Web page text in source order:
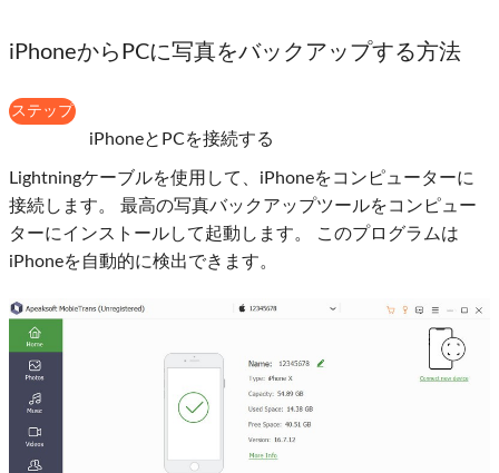
iPhoneからPCに写真をバックアップする方法
ステップ
iPhoneとPCを接続する
Lightningケーブルを使用して、iPhoneをコンピューターに
接続します。 最高の写真バックアップツールをコンピュー
ターにインストールして起動します。 このプログラムは
iPhoneを自動的に検出できます。